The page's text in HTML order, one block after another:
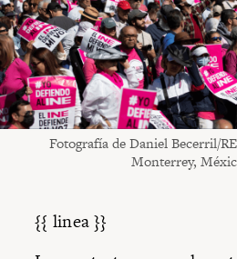
Fotografía de Daniel Becerril/
Monterrey,
{{ linea }}